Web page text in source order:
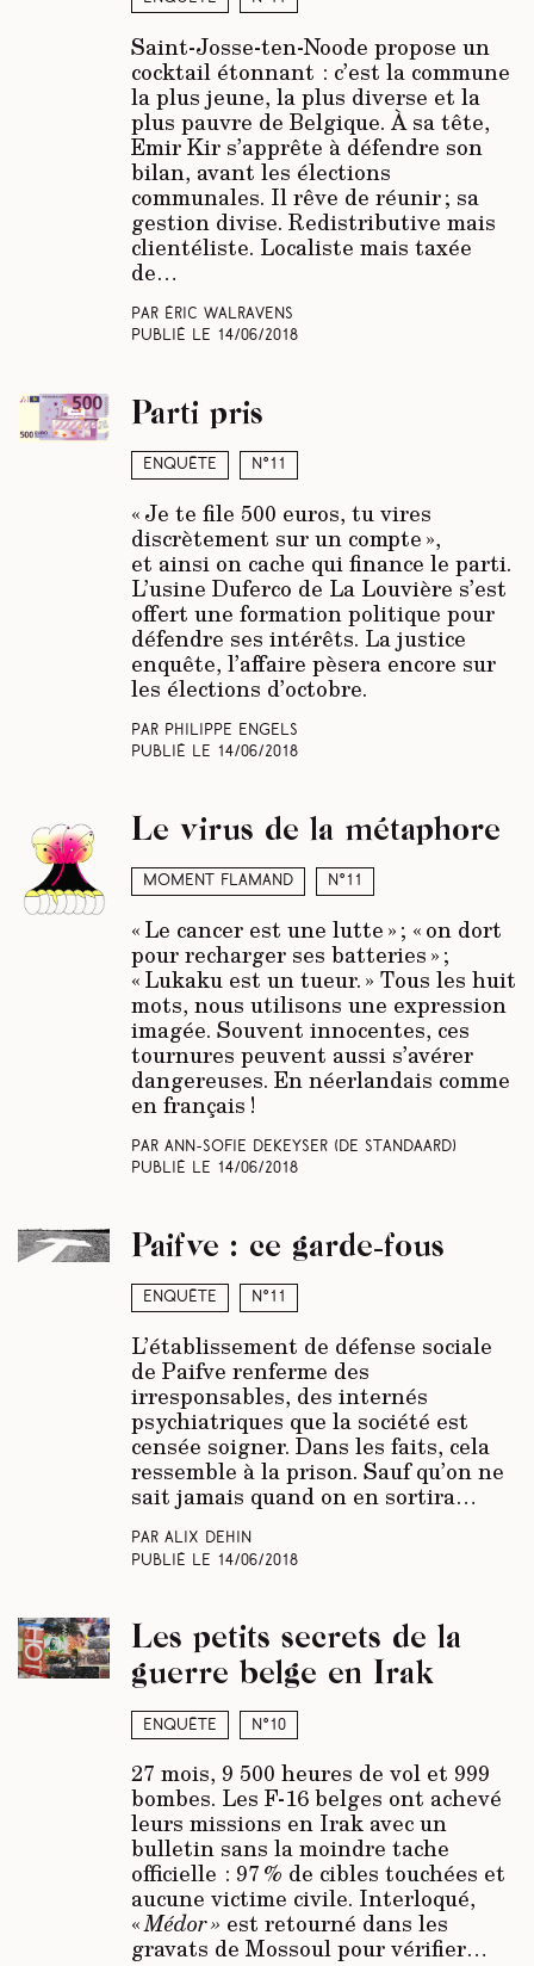
Saint-Josse-ten-Noode propose un
cocktail étonnant : c’est la com­mune
la plus jeune, la plus diverse et la
plus pauvre de Belgique. À sa tête,
Emir Kir s’apprête à défendre son
bilan, avant les élections
communales. Il rêve de réunir ; sa
gestion divise. Redistributive mais
clientéliste. Localiste mais taxée
de…
Par Éric Walravens
Publié le 14/06/2018
Enquête N°11
Parti pris
« Je te file 500 euros, tu vires
discrètement sur un compte »,
et ainsi on cache qui finance le parti.
L’usine Duferco de La Louvière s’est
offert une formation politique pour
défendre ses intérêts. La justice
enquête, l’affaire pèsera encore sur
les élections d’octobre.
Par Philippe Engels
Publié le 14/06/2018
Moment Flamand N°11
Le virus de la métaphore
« Le cancer est une lutte » ; « on dort
pour recharger ses batteries » ;
« Lukaku est un tueur. » Tous les huit
mots, nous utilisons une expression
imagée. Souvent innocentes, ces
tournures peuvent aussi s’avérer
dangereuses. En néerlandais comme
en français !
Par Ann-Sofie Dekeyser ( De Standaard)
Publié le
14/06/2018
Enquête N°11
Paifve : ce garde-fous
L’établissement de défense sociale
de Paifve renferme des
irresponsables, des internés
psychiatriques que la société est
censée soigner. Dans les faits, cela
ressemble à la prison. Sauf qu’on ne
sait jamais quand on en sortira…
Par Alix Dehin
Publié le 14/06/2018
Enquête N°10
Les petits secrets de la
guerre belge en Irak
27 mois, 9 500 heures de vol et 999
bombes. Les F-16 belges ont achevé
leurs missions en Irak avec un
bulletin sans la moindre tache
officielle : 97 % de cibles touchées et
aucune victime civile. Interloqué,
«Médor » est retourné dans les
gravats de Mossoul pour vérifier…